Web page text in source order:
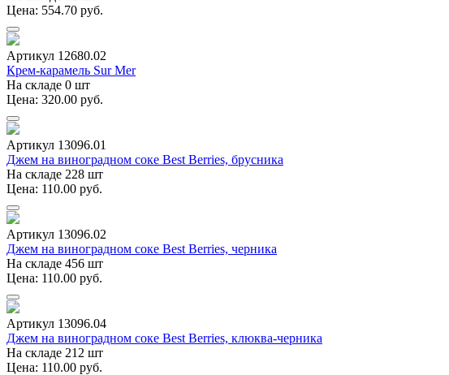
Цена: 554.70 руб.
Артикул 12680.02
Крем-карамель Sur Mer
На складе 0 шт
Цена: 320.00 руб.
Артикул 13096.01
Джем на виноградном соке Best Berries, брусника
На складе 228 шт
Цена: 110.00 руб.
Артикул 13096.02
Джем на виноградном соке Best Berries, черника
На складе 456 шт
Цена: 110.00 руб.
Артикул 13096.04
Джем на виноградном соке Best Berries, клюква-черника
На складе 212 шт
Цена: 110.00 руб.